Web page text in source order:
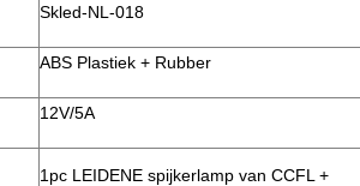
Skled-NL-018
ABS Plastiek + Rubber
12V/5A
1pc LEIDENE spijkerlamp van CCFL +